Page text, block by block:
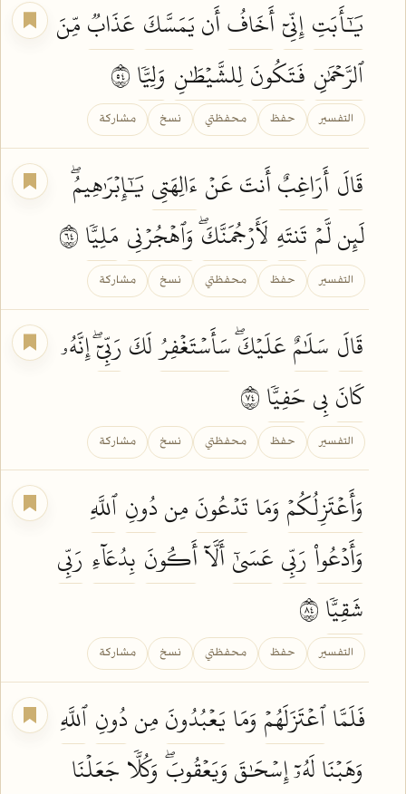
يَٰٓأَبَتِإِنِّيٓأَخَافُأَنيَمَسَّكَ عَذَابٞمِّنَ
ٱلرَّحۡمَٰنِ فَتَكُونَلِلشَّيۡطَٰنِ وَلِيّٗا
التفسير حفظ محفظتي نسخ مشاركة
قَالَ أَرَاغِبٌأَنتَ عَنۡ ءَالِهَتِي يَٰٓإِبۡرَٰهِيمُۖ
لَئِن لَّمۡ تَنتَهِ لَأَرۡجُمَنَّكَۖ وَٱهۡجُرۡنِي مَلِيّٗا
التفسير حفظ محفظتي نسخ مشاركة
قَالَ سَلَٰمٌعَلَيۡكَۖسَأَسۡتَغۡفِرُلَكَ رَبِّيٓۖإِنَّهُۥ
كَانَبِيحَفِيّٗا
التفسير حفظ محفظتي نسخ مشاركة
وَأَعۡتَزِلُكُمۡ وَمَا تَدۡعُونَمِندُونِ ٱللَّهِ
وَأَدۡعُواْ رَبِّيعَسَىٰٓأَلَّآأَكُونَ بِدُعَآءِ رَبِّي
شَقِيّٗا
التفسير حفظ محفظتي نسخ مشاركة
فَلَمَّاٱعۡتَزَلَهُمۡ وَمَا يَعۡبُدُونَمِندُونِ ٱللَّهِ
وَهَبۡنَالَهُۥٓ إِسۡحَٰقَ وَيَعۡقُوبَۖوَكُلّٗاجَعَلۡنَا